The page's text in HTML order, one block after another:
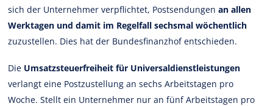
sich der Unternehmer verpflichtet, Postsendungenan allen
Werktagen und damit im Regelfall sechsmal wöchentlich
zuzustellen. Dies hat der Bundesfinanzhof entschieden.
Die Umsatzsteuerfreiheit für Universaldienstleistungen
verlangt eine Postzustellung an sechs Arbeitstagen pro
Woche. Stellt ein Unternehmer nur an fünf Arbeitstagen pro